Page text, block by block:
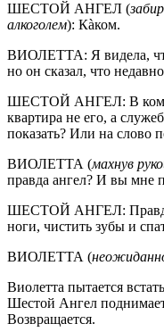
ШЕСТОЙ АНГЕЛ (
алкоголем): Кàком.
ВИОЛЕТТА: Я видела,
но он сказал, что
ШЕСТОЙ АНГЕЛ: В
квартира не его, а
показать? Или на слово
ВИОЛЕТТА (махнув
правда ангел? И вы мне
ШЕСТОЙ АНГЕЛ:
ноги, чистить зубы и
ВИОЛЕТТА (
Виолетта пытается
Шестой Ангел
Возвращается.